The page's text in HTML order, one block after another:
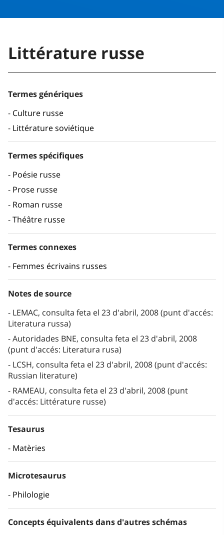
Littérature russe
Termes génériques
Culture russe
Littérature soviétique
Termes spécifiques
Poésie russe
Prose russe
Roman russe
Théâtre russe
Termes connexes
Femmes écrivains russes
Notes de source
LEMAC, consulta feta el 23 d'abril, 2008 (punt d'accés:
Literatura russa)
Autoridades BNE, consulta feta el 23 d'abril, 2008
(punt d'accés: Literatura rusa)
LCSH, consulta feta el 23 d'abril, 2008 (punt d'accés:
Russian literature)
RAMEAU, consulta feta el 23 d'abril, 2008 (punt
d'accés: Littérature russe)
Tesaurus
Matèries
Microtesaurus
Philologie
Concepts équivalents dans d'autres schémas